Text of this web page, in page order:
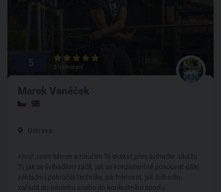
5 3 hodnocení
Marek Vaněček
Ostrava
Ahoj! Jsem Marek a naučím Tě skákat přes švihadlo. Ukážu
Ti, jak se švihadlem začít, jak se konzistentně posouvat dále,
základní i pokročilé techniky, jak trénovat, jak švihadlo
zařadit do tréninku anebo do konkrétního sportu.